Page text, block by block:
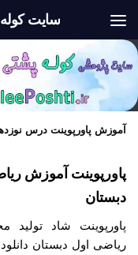
سایت
آموزش پاورپوینت درس
پاورپوینت آموزش
دبستان
پاورپوینت شاد
ریاضی اول دبستان